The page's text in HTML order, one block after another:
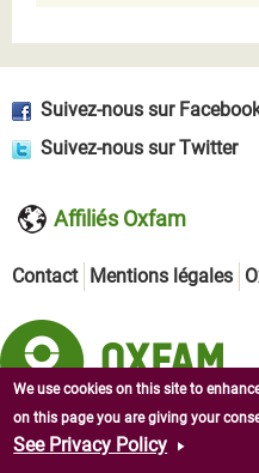
Suivez-nous sur
Suivez-nous sur Twitter
Affiliés Oxfam
Contact Mentions légales
Copyright © 2026 Oxfam en
We use cookies on this site to
on this page you are giving your
See Privacy Policy